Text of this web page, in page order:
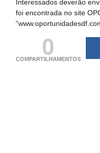
Interessados deverão
foi encontrada no site
0
COMPARTILHAMENTOS